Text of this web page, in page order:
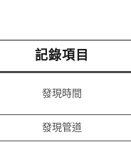
記錄項目
發現時間
發現管道